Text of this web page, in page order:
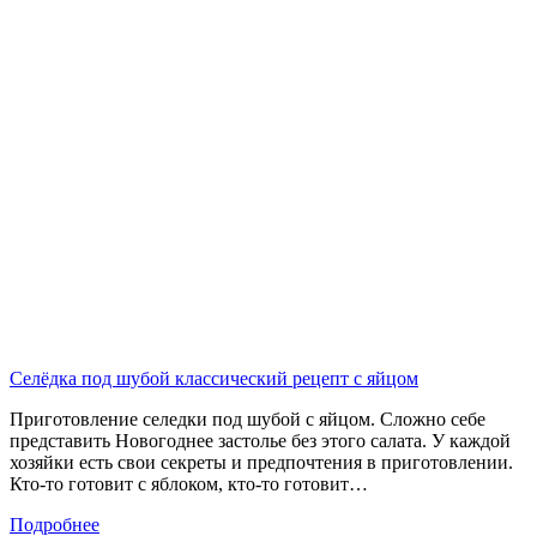
Селёдка под шубой классический рецепт с яйцом
Приготовление селедки под шубой с яйцом. Сложно себе
представить Новогоднее застолье без этого салата. У каждой
хозяйки есть свои секреты и предпочтения в приготовлении.
Кто-то готовит с яблоком, кто-то готовит…
Подробнее